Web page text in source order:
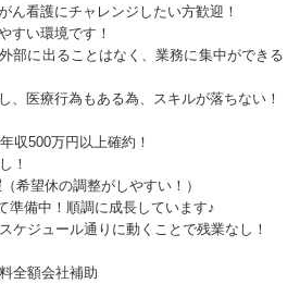
ん看護にチャレンジしたい方歓迎！
すい環境です！
部に出ることはなく、業務に集中ができる
、医療行為もある為、スキルが落ちない！
収500万円以上確約！
！
希望休の調整がしやすい！）
準備中！順調に成長しています♪
ケジュール通りに動くことで残業なし！
全額会社補助